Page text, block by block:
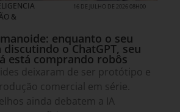
&
16 DE JULHO DE 2026 08H00
enquanto o seu
o ChatGPT, seu
está comprando robôs
deixaram de ser protótipo e
comercial em série.
ainda debatem a IA